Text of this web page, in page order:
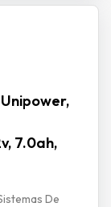
7.0ah,
De